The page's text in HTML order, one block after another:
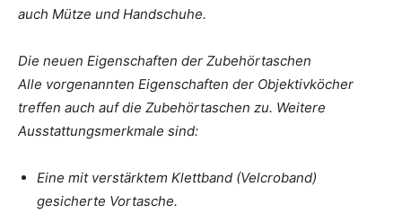
auch Mütze und Handschuhe.
Die neuen Eigenschaften der Zubehörtaschen
Alle vorgenannten Eigenschaften der Objektivköcher
treffen auch auf die Zubehörtaschen zu. Weitere
Ausstattungsmerkmale sind:
Eine mit verstärktem Klettband (Velcroband)
gesicherte Vortasche.